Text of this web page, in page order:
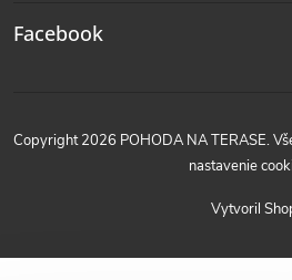
Facebook
Vytvoril
Copyright 2026 POHODA NA TERASE.
nastavenie